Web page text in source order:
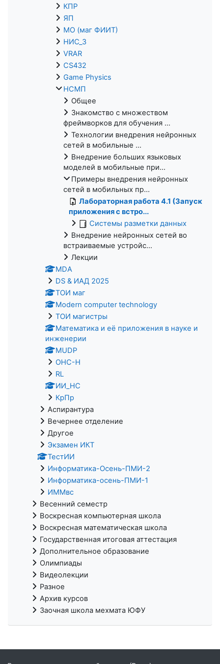
КПР
ЯП
МО (маг ФИИТ)
НИС_3
VRAR
CS432
Game Physics
НСМП
Общее
Знакомство с множеством
фреймворков для обучения ...
Технологии внедрения нейронных
сетей в мобильные ...
Внедрение больших языковых
моделей в мобильные при...
Примеры внедрения нейронных
сетей в мобильных пр...
Лабораторная работа 4.1 (Запуск
приложения с встро...
Системы разметки данных
Внедрение нейронных сетей во
встраиваемые устройс...
Лекции
MDA
DS & ИАД 2025
ТОИ маг
Modern computer technology
ТОИ магистры
Математика и её приложения в науке и
инженерии
MUDP
ОНС-Н
RL
ИИ_НС
КрПр
Аспирантура
Вечернее отделение
Другое
Экзамен ИКТ
ТестИИ
Информатика-Осень-ПМИ-2
Информатика-осень-ПМИ-1
ИММвс
Весенний семестр
Воскресная компьютерная школа
Воскресная математическая школа
Государственная итоговая аттестация
Дополнительное образование
Олимпиады
Видеолекции
Разное
Архив курсов
Заочная школа мехмата ЮФУ